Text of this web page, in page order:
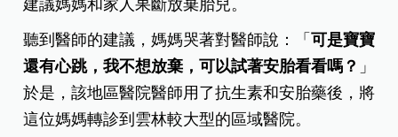
建議媽媽和家人果斷放棄胎兒。
聽到醫師的建議，媽媽哭著對醫師說：「可是寶寶
還有心跳，我不想放棄，可以試著安胎看看嗎？ 」
於是，該地區醫院醫師用了抗生素和安胎藥後，將
這位媽媽轉診到雲林較大型的區域醫院。